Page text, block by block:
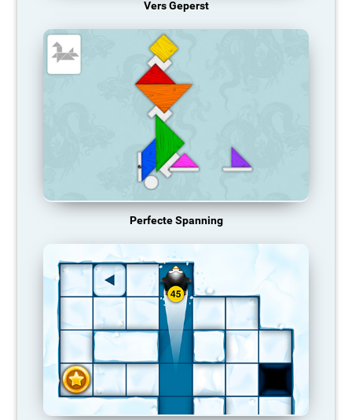
Vers Geperst
Perfecte Spanning